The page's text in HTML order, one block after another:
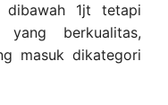
dibawah 1jt tetapi
yang berkualitas,
masuk dikategori